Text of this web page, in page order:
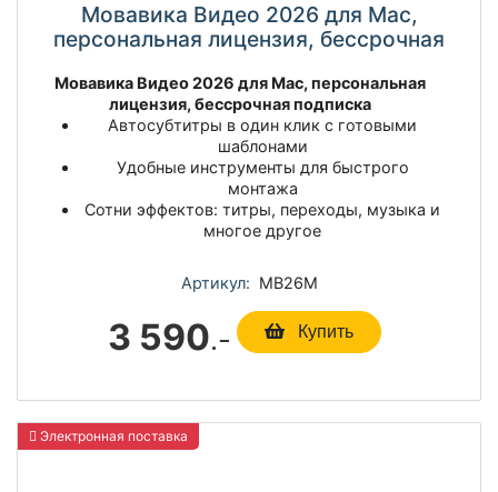
Мовавика Видео 2026 для Мас,
персональная лицензия, бессрочная
Мовавика Видео 2026 для Mac, персональная
лицензия, бессрочная подписка
Автосубтитры в один клик с готовыми
шаблонами
Удобные инструменты для быстрого
монтажа
Сотни эффектов: титры, переходы, музыка и
многое другое
Артикул: МВ26М
3 590.- Купить
Электронная поставка